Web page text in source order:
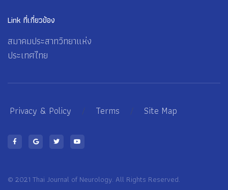
Link ที่เกี่ยวข้อง
สมาคมประสาทวิทยาแห่ง
ประเทศไทย
Privacy & Policy / Terms / Site Map
© 2021 Thai Journal of Neurology. All Rights Reserved.